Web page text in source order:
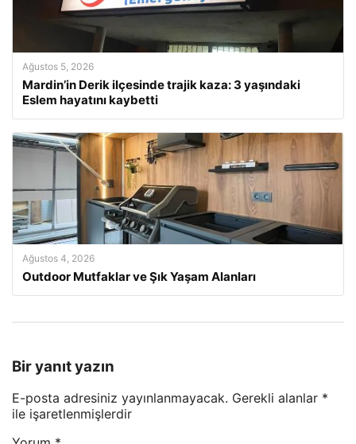
Ağustos 5, 2026
Mardin’in Derik ilçesinde trajik kaza: 3 yaşındaki
Eslem hayatını kaybetti
Ağustos 4, 2026
Outdoor Mutfaklar ve Şık Yaşam Alanları
Bir yanıt yazın
E-posta adresiniz yayınlanmayacak. Gerekli alanlar *
ile işaretlenmişlerdir